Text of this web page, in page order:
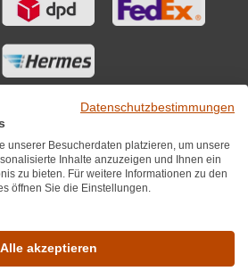
Datenschutzbestimmungen
unserer Besucherdaten platzieren, um unsere
Inhalte anzuzeigen und Ihnen ein
zu bieten. Für weitere Informationen zu den
öffnen Sie die Einstellungen.
Alle akzeptieren